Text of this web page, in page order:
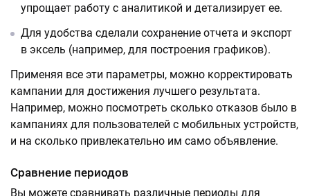
упрощает работу с аналитикой и детализирует ее.
Для удобства сделали сохранение отчета и экспорт
в эксель (например, для построения графиков).
Применяя все эти параметры, можно корректировать
кампании для достижения лучшего результата.
Например, можно посмотреть сколько отказов было в
кампаниях для пользователей с мобильных устройств,
и на сколько привлекательно им само объявление.
Сравнение периодов
Вы можете сравнивать различные периоды для